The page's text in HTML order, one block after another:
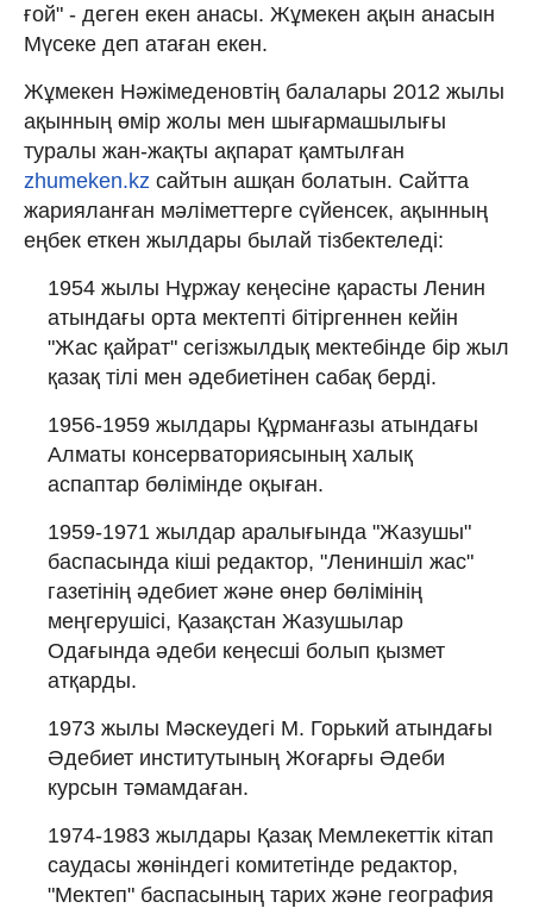
ғой" - деген екен анасы. Жұмекен ақын анасын
Мүсеке деп атаған екен.
Жұмекен Нәжімеденовтің балалары 2012 жылы
ақынның өмір жолы мен шығармашылығы
туралы жан-жақты ақпарат қамтылған
zhumeken.kz сайтын ашқан болатын. Сайтта
жарияланған мәліметтерге сүйенсек, ақынның
еңбек еткен жылдары былай тізбектеледі:
1954 жылы Нұржау кеңесіне қарасты Ленин
атындағы орта мектепті бітіргеннен кейін
"Жас қайрат" сегізжылдық мектебінде бір жыл
қазақ тілі мен әдебиетінен сабақ берді.
1956-1959 жылдары Құрманғазы атындағы
Алматы консерваториясының халық
аспаптар бөлімінде оқыған.
1959-1971 жылдар аралығында "Жазушы"
баспасында кіші редактор, "Лениншіл жас"
газетінің әдебиет және өнер бөлімінің
меңгерушісі, Қазақстан Жазушылар
Одағында әдеби кеңесші болып қызмет
атқарды.
1973 жылы Мәскеудегі М. Горький атындағы
Әдебиет институтының Жоғарғы Әдеби
курсын тәмамдаған.
1974-1983 жылдары Қазақ Мемлекеттік кітап
саудасы жөніндегі комитетінде редактор,
"Мектеп" баспасының тарих және география